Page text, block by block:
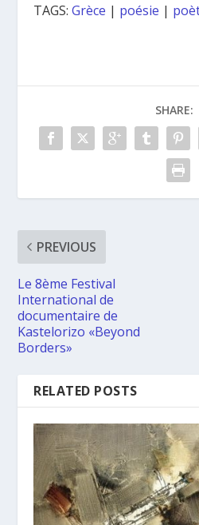
TAGS:Grèce | poésie |
SHARE:
PREVIOUS
Le 8ème Festival
International de
documentaire de
Kastelorizo «Beyond
Borders»
RELATED POSTS